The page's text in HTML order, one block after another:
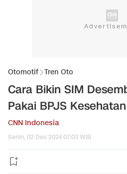
Otomotif Tren Oto
Cara Bikin SIM
Pakai BPJS Kesehatan
CNN Indonesia
Senin, 02 Des 2024 07:03 WIB